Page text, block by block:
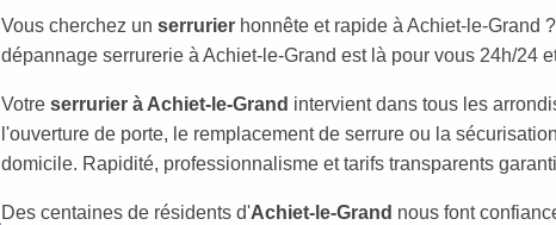
Vous cherchez un serrurier honnête et rapide à Achiet-le-Grand
dépannage serrurerie à Achiet-le-Grand est là pour vous 24h/24
Votre serrurier à Achiet-le-Grand intervient dans tous les
l'ouverture de porte, le remplacement de serrure ou la
domicile. Rapidité, professionnalisme et tarifs transparents
Des centaines de résidents d'Achiet-le-Grand nous font